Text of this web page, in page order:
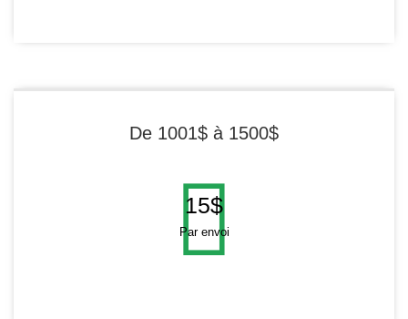
De 1001$ à 1500$
15$
Par envoi